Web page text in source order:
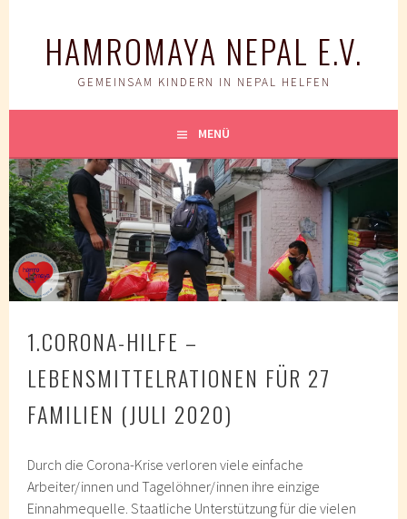
HAMROMAYA NEPAL E.V.
GEMEINSAM KINDERN IN NEPAL HELFEN
MENÜ
1.CORONA-HILFE –
LEBENSMITTELRATIONEN FÜR 27
FAMILIEN (JULI 2020)
Durch die Corona-Krise verloren viele einfache
Arbeiter/innen und Tagelöhner/innen ihre einzige
Einnahmequelle. Staatliche Unterstützung für die vielen